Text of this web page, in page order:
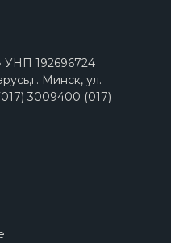
192696724
Минск, ул.
3009400 (017)